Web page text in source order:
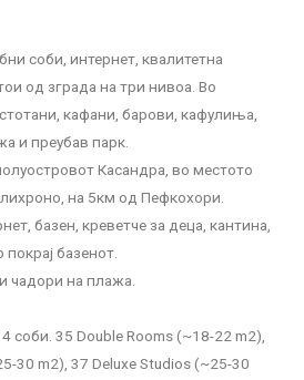
соби, интернет, квалитетна
од зграда на три нивоа. Во
кафани, барови, кафулиња,
и преубав парк.
Касандра, во местото
на 5км од Пефкохори.
базен, креветче за деца, кантина,
базенот.
чадори на плажа.
соби. 35 Double Rooms (~18-22 m2),
30 m2), 37 Deluxe Studios (~25-30